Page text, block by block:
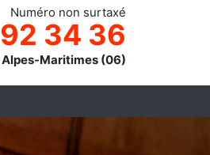
Numéro non surtaxé
34 36
Maritimes (06)